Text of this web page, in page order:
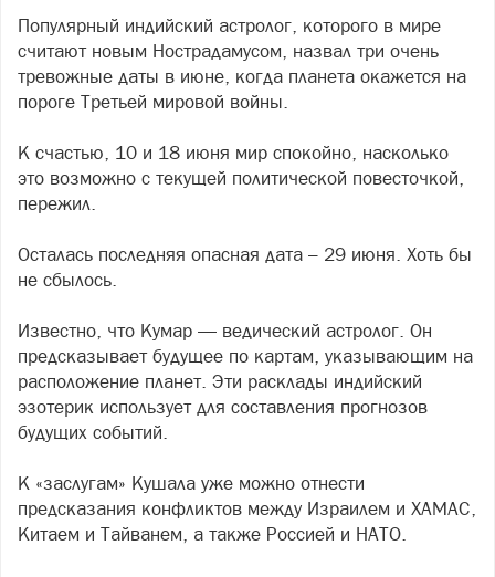
Популярный индийский астролог, которого в мире
считают новым Нострадамусом, назвал три очень
тревожные даты в июне, когда планета окажется на
пороге Третьей мировой войны.
К счастью, 10 и 18 июня мир спокойно, насколько
это возможно с текущей политической повесточкой,
пережил.
Осталась последняя опасная дата – 29 июня. Хоть бы
не сбылось.
Известно, что Кумар — ведический астролог. Он
предсказывает будущее по картам, указывающим на
расположение планет. Эти расклады индийский
эзотерик использует для составления прогнозов
будущих событий.
К «заслугам» Кушала уже можно отнести
предсказания конфликтов между Израилем и ХАМАС,
Китаем и Тайванем, а также Россией и НАТО.